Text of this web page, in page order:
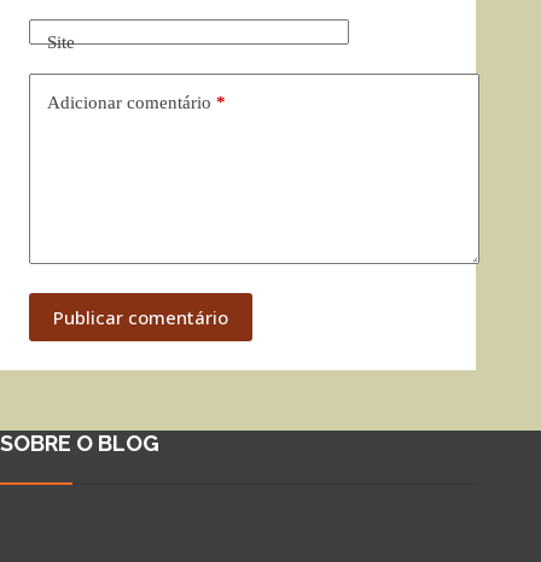
Site
Adicionar comentário *
Publicar comentário
SOBRE O BLOG